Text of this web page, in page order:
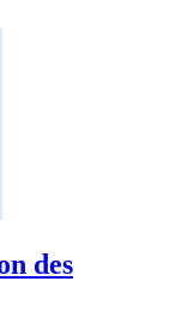
des